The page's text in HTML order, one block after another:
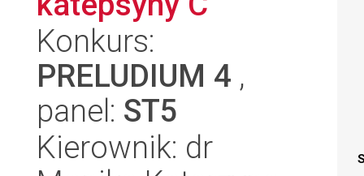
Konkurs:
PRELUDIUM 4 ,
panel: ST5
Kierownik: dr